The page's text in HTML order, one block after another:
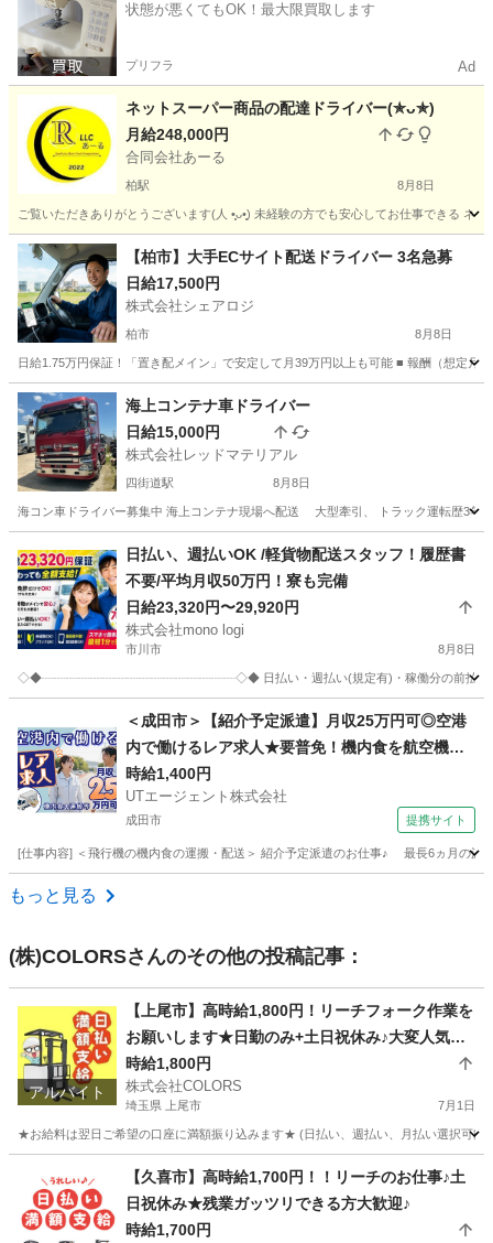
状態が悪くてもOK！最大限買取します
プリフラ Ad
ネットスーパー商品の配達ドライバー(⁠✯⁠ᴗ⁠✯⁠)
月給248,000円
合同会社あーる
柏駅 8月8日
ご覧いただきありがとうございます(⁠人⁠ ⁠•͈⁠ᴗ⁠•͈⁠) 未経験の方でも安心してお仕事できる
千葉 柏市 柏駅 ドライバー 業務委託契約
【柏市】大手ECサイト配送ドライバー 3名急募
日給17,500円
株式会社シェアロジ
柏市 8月8日
日給1.75万円保証！「置き配メイン」で安定して月39万円以上も可能 ■ 報酬（想定
千葉 柏市 ドライバー 置き配
海上コンテナ車ドライバー
日給15,000円
株式会社レッドマテリアル
四街道駅 8月8日
海コン車ドライバー募集中 海上コンテナ現場へ配送 大型牽引、 トラック運転歴3年
四街道駅 ドライバー ユニック
日払い、週払いOK /軽貨物配送スタッフ！履歴書
不要/平均月収50万円！寮も完備
日給23,320円〜29,920円
株式会社mono logi
市川市 8月8日
◇◆┈┈┈┈┈┈┈┈┈┈┈┈┈┈┈┈◇◆ 日払い・週払い(規定有)・稼働分の前払
配送 スタッフ
＜成田市＞【紹介予定派遣】月収25万円可◎空港
内で働けるレア求人★要普免！機内食を航空機へ
搬入するお仕事！【履歴書不要☆オンライン面接
OK】【入社キャンペーン実施中！】
時給1,400円
UTエージェント株式会社
成田市 提携サイト
[仕事内容] ＜飛行機の機内食の運搬・配送＞ 紹介予定派遣のお仕事♪ 最長6ヵ月の
千葉 成田市
もっと見る
(株)COLORSさんのその他の投稿記事：
アルバイト
【上尾市】高時給1,800円！リーチフォーク作業を
お願いします★日勤のみ+土日祝休み♪大変人気の
現場です！
時給1,800円
株式会社COLORS
埼玉県 上尾市 7月1日
★お給料は翌日ご希望の口座に満額振り込みます★ (日払い、週払い、月払い選択可
倉庫 時給
【久喜市】高時給1,700円！！リーチのお仕事♪土
日祝休み★残業ガッツリできる方大歓迎♪
時給1,700円